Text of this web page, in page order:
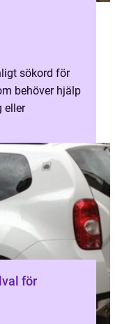
sökord för
behöver hjälp
eller
för